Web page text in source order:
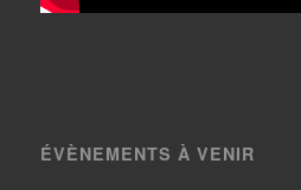
ÉVÈNEMENTS À VENIR